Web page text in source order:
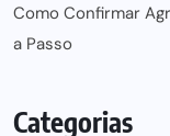
Como Confirmar
a Passo
Categorias